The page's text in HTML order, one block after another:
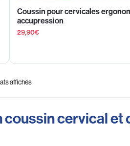
Coussin pour cervicales
accupression
29,90€
affichés
cervical et